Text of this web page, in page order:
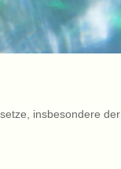
insbesondere